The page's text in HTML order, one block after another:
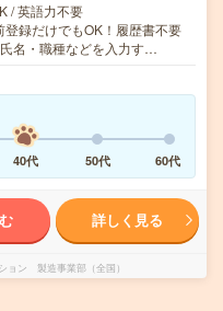
/ 英語力不要
録だけでもOK！履歴書不要
名・職種などを入力す…
40代 50代 60代
詳しく見る
ョン 製造事業部（全国）